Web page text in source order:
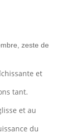
zeste de
et
tant.
et au
du